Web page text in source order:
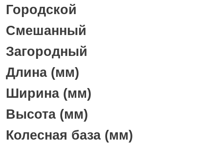
Городской
Смешанный
Загородный
Длина (мм)
Ширина (мм)
Высота (мм)
Колесная база (мм)